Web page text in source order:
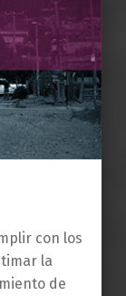
con los
la
de